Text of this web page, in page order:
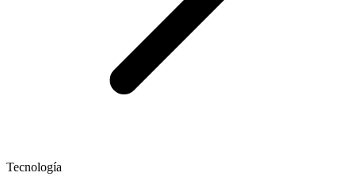
Tecnología